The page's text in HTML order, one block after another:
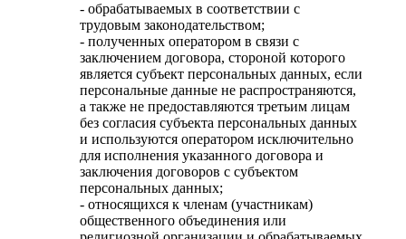
- обрабатываемых в соответствии с
трудовым законодательством;
- полученных оператором в связи с
заключением договора, стороной которого
является субъект персональных данных, если
персональные данные не распространяются,
а также не предоставляются третьим лицам
без согласия субъекта персональных данных
и используются оператором исключительно
для исполнения указанного договора и
заключения договоров с субъектом
персональных данных;
- относящихся к членам (участникам)
общественного объединения или